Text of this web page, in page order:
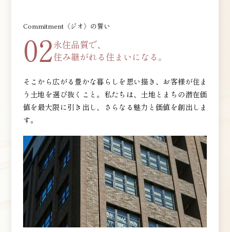
Commitment〈ジオ〉の誓い
02永住品質で、
住み継がれる住まいになる。
そこから広がる豊かな暮らしを思い描き、お客様が住ま
う土地を選び抜くこと。私たちは、土地とまちの潜在価
値を最大限に引き出し、さらなる魅力と価値を創出しま
す。